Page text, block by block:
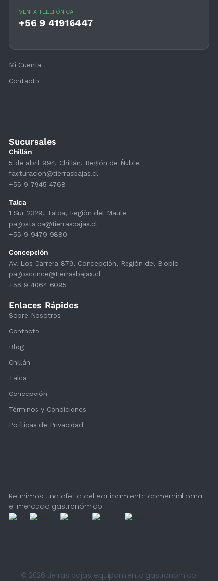
Reunimos una oferta del equipamiento comercial para
el mercado gastronómico
Sucursales
Chillán
5 de abril 994, Chillán, Región de Ñuble
facturacion@tierrasbajas.cl
+56 9 7945 4768
Talca
1 Sur 2329, Talca, Región del Maule
pagostalca@tierrasbajas.cl
+56 9 9479 9880
Concepción
Av. Los Carrera 879, Concepción, Región del Biobío
pagosconce@tierrasbajas.cl
+56 9 4064 6095
Enlaces Rápidos
Sobre Nosotros
Contacto
Blog
Chillán
Talca
Concepción
Términos y Condiciones
Políticas de Privacidad
VENTA TELEFÓNICA
+56 9 41916447
Mi Cuenta
Contacto
© 2026 tierras bajas, equipamiento gastronómico.